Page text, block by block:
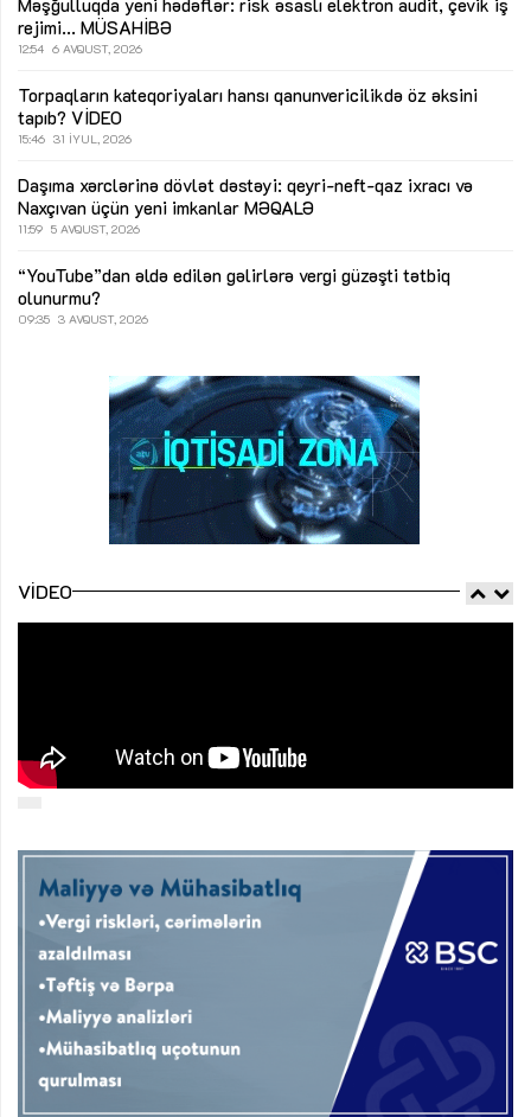
Məşğulluqda yeni hədəflər: risk əsaslı elektron audit, çevik iş
rejimi... MÜSAHİBƏ
12:54 6 AVQUST, 2026
Torpaqların kateqoriyaları hansı qanunvericilikdə öz əksini
tapıb? VİDEO
15:46 31 İYUL, 2026
Daşıma xərclərinə dövlət dəstəyi: qeyri-neft-qaz ixracı və
Naxçıvan üçün yeni imkanlar MƏQALƏ
11:59 5 AVQUST, 2026
“YouTube”dan əldə edilən gəlirlərə vergi güzəşti tətbiq
olunurmu?
09:35 3 AVQUST, 2026
VIDEO